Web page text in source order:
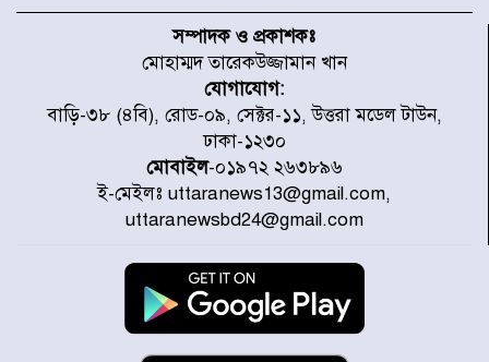
শহীদের তালিকা প্রকাশ করল JRA
জুলাই গণঅভ্যুত্থানে উত্তরায় সর্বকনিষ্ঠ
শহীদ জাবির ইব্রাহীম: এক শিশুর রক্তে
লেখা ইতিহাস
রাজধানীতে আজ বৃষ্টির সম্ভাবনা, যা
জানাল আবহাওয়া অধিদপ্তর
জুলাই গণঅভ্যুত্থানের অমর প্রতীক
শহীদ মীর মুগ্ধ
সম্পাদক ও প্রকাশকঃ
মোহাম্মদ তারেকউজ্জামান খান
যোগাযোগ:
বাড়ি-৩৮ (৪বি), রোড-০৯, সেক্টর-১১, উত্তরা মডেল টাউন,
ঢাকা-১২৩০
মোবাইল-০১৯৭২ ২৬৩৮৯৬
ই-মেইলঃ uttaranews13@gmail.com,
uttaranewsbd24@gmail.com